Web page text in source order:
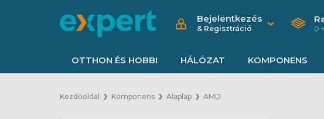
Bejelentkezés
& Regisztráció 0
OTTHON ÉS HOBBI HÁLÓZAT KOMPONENS
Kezdőoldal Komponens Alaplap AMD